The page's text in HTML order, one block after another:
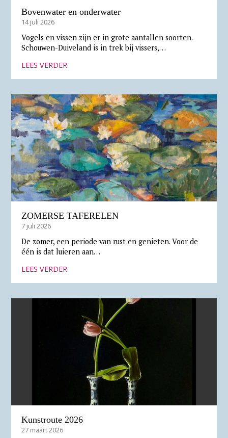
Bovenwater en onderwater
14 juli 2026
Vogels en vissen zijn er in grote aantallen soorten.
Schouwen-Duiveland is in trek bij vissers,…
LEES VERDER
ZOMERSE TAFERELEN
7 juli 2026
De zomer, een periode van rust en genieten. Voor de
één is dat luieren aan…
LEES VERDER
Kunstroute 2026
27 maart 2026